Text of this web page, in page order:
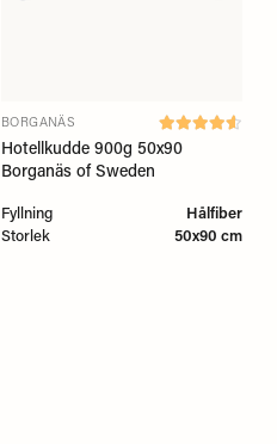
BORGANÄS
Hotellkudde 900g 50x90
Borganäs of Sweden
Fyllning
Hålfiber
Storlek
50x90 cm